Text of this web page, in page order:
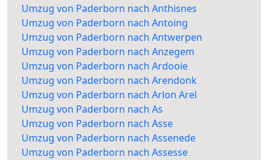
Umzug von Paderborn nach Anthisnes
Umzug von Paderborn nach Antoing
Umzug von Paderborn nach Antwerpen
Umzug von Paderborn nach Anzegem
Umzug von Paderborn nach Ardooie
Umzug von Paderborn nach Arendonk
Umzug von Paderborn nach Arlon Arel
Umzug von Paderborn nach As
Umzug von Paderborn nach Asse
Umzug von Paderborn nach Assenede
Umzug von Paderborn nach Assesse